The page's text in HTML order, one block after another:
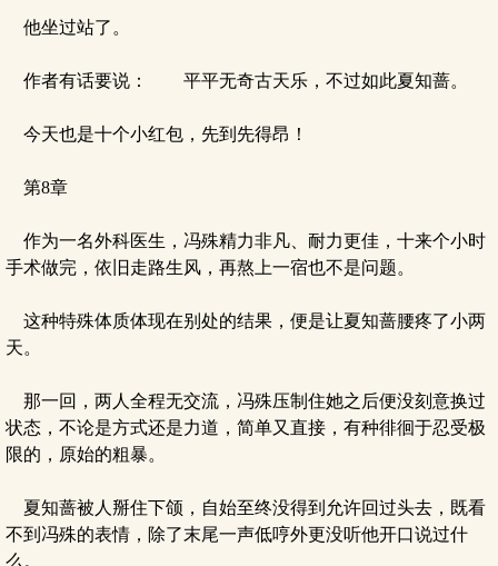
他坐过站了。
作者有话要说： 平平无奇古天乐，不过如此夏知蔷。
今天也是十个小红包，先到先得昂！
第8章
作为一名外科医生，冯殊精力非凡、耐力更佳，十来个小时
手术做完，依旧走路生风，再熬上一宿也不是问题。
这种特殊体质体现在别处的结果，便是让夏知蔷腰疼了小两
天。
那一回，两人全程无交流，冯殊压制住她之后便没刻意换过
状态，不论是方式还是力道，简单又直接，有种徘徊于忍受极
限的，原始的粗暴。
夏知蔷被人掰住下颌，自始至终没得到允许回过头去，既看
不到冯殊的表情，除了末尾一声低哼外更没听他开口说过什
么。